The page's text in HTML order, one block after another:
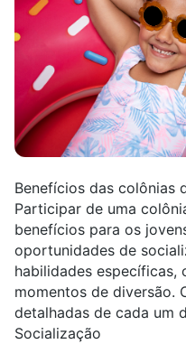
Benefícios das colônias
Participar de uma
benefícios para os
oportunidades de
habilidades específicas,
momentos de diversão.
detalhadas de cada um
Socialização